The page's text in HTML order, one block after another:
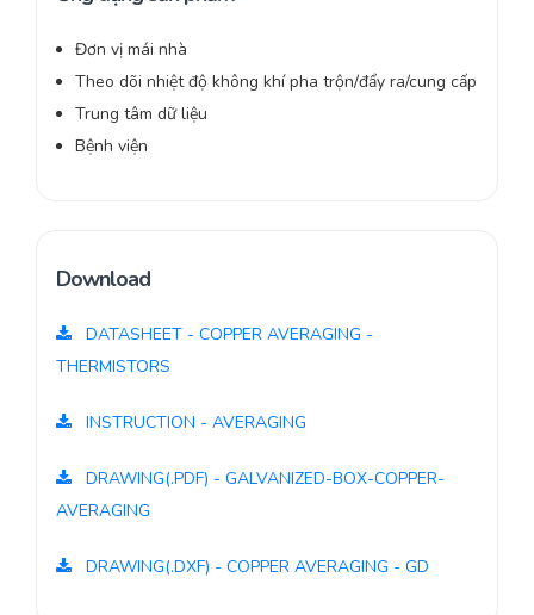
Đơn vị mái nhà
Theo dõi nhiệt độ không khí pha trộn/đẩy ra/cung cấp
Trung tâm dữ liệu
Bệnh viện
Download
DATASHEET - COPPER AVERAGING -
THERMISTORS
INSTRUCTION - AVERAGING
DRAWING(.PDF) - GALVANIZED-BOX-COPPER-
AVERAGING
DRAWING(.DXF) - COPPER AVERAGING - GD